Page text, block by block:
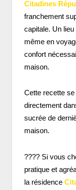
Citadines
franchement
capitale. Un
même en
confort
maison.
Cette recette
directement
sucrée de
maison.
???? Si vous
pratique et
la résidence